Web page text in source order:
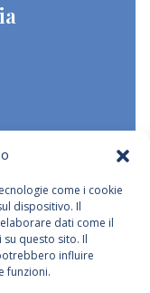
come i cookie
dispositivo. Il
dati come il
questo sito. Il
influire
funzioni.
saperne di più
una vacanza